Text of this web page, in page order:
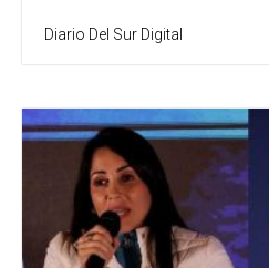
Diario Del Sur Digital